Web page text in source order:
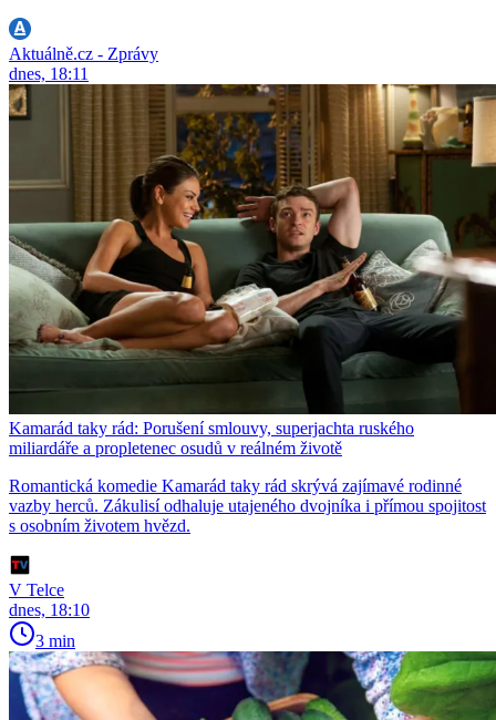
Aktuálně.cz - Zprávy
dnes, 18:11
Kamarád taky rád: Porušení smlouvy, superjachta ruského
miliardáře a propletenec osudů v reálném životě
Romantická komedie Kamarád taky rád skrývá zajímavé rodinné
vazby herců. Zákulisí odhaluje utajeného dvojníka i přímou spojitost
s osobním životem hvězd.
V Telce
dnes, 18:10
3 min